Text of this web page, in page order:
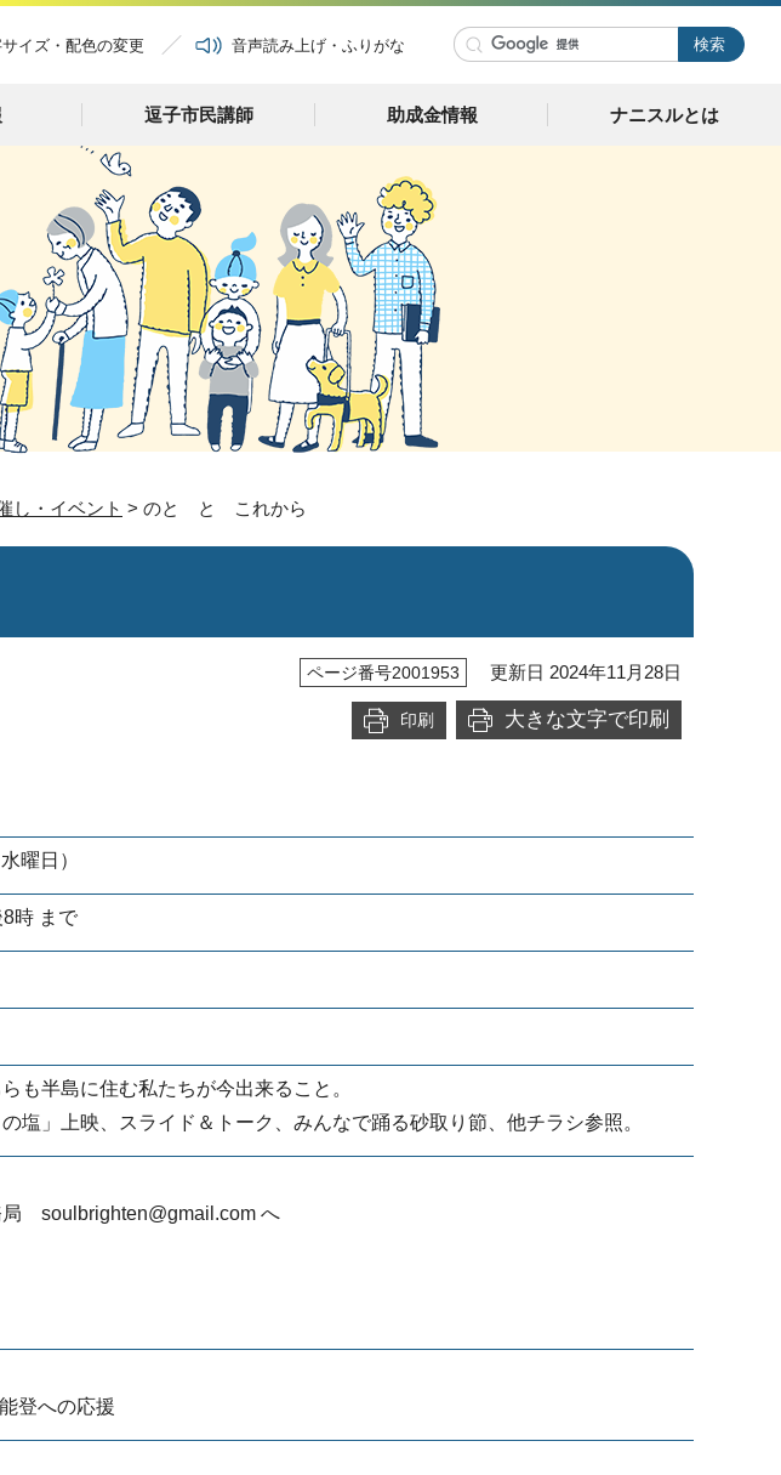
イズ・配色の変更 音声読み上げ・ふりがな
逗子市民講師 助成金情報 ナニスルとは
し・イベント > のと と これから
ページ番号2001953 更新日 2024年11月28日
印刷 大きな文字で印刷
曜日）
時 まで
も半島に住む私たちが今出来ること。
塩」上映、スライド＆トーク、みんなで踊る砂取り節、他チラシ参照。
局 soulbrighten@gmail.com へ
登への応援